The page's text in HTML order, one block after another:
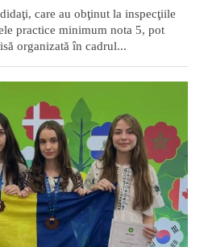
care au obţinut la inspecţiile
practice minimum nota 5, pot
organizată în cadrul...